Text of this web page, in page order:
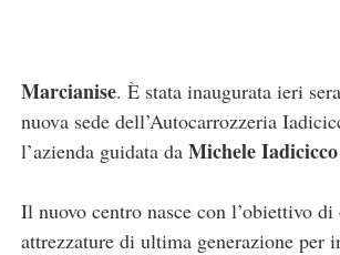
Marcianise. È stata inaugurata ieri
nuova sede dell’Autocarrozzeria
l’azienda guidata da Michele Iadicicco
Il nuovo centro nasce con l’obiettivo
attrezzature di ultima generazione per